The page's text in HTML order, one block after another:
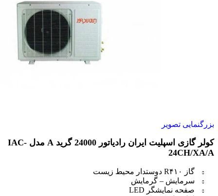
بزرگنمایی تصویر
کولر گازی اسپلیت ایران رادیاتور 24000 گرید A مدل IAC-
24CH/XA/A
گاز R۴۱۰ دوستدار محیط زیست
سرمایش – گرمایش
صفحه نمایشگر LED